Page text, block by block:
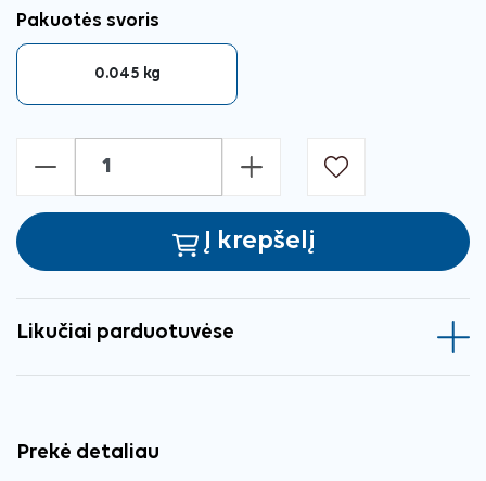
Pakuotės svoris
0.045 kg
- +
Į krepšelį
Likučiai parduotuvėse
Prekė detaliau